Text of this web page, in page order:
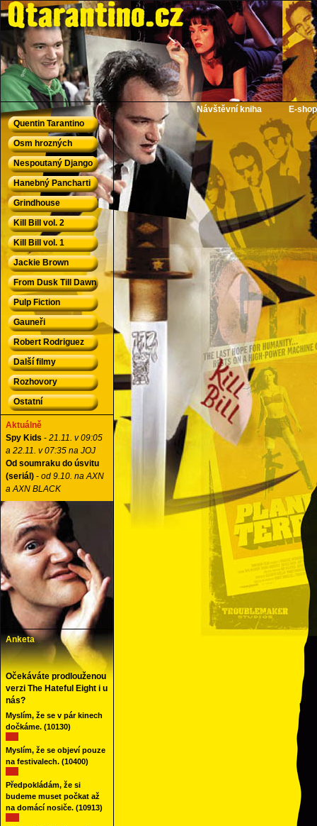
QTarantino.cz - Quentin Tarantino
Návštěvní kniha
E-shop
Quentin Tarantino
Osm hrozných
Nespoutaný Django
Hanebný Pancharti
Grindhouse
Kill Bill vol. 2
Kill Bill vol. 1
Jackie Brown
From Dusk Till Dawn
Pulp Fiction
Gauneři
Robert Rodriguez
Další filmy
Rozhovory
Ostatní
Aktuálně
Spy Kids - 21.11. v 09:05
a 22.11. v 07:35 na JOJ
Od soumraku do úsvitu
(seriál) - od 9.10. na AXN
a AXN BLACK
Anketa
Očekáváte prodlouženou
verzi The Hateful Eight i u
nás?
Myslím, že se v pár kinech
dočkáme. (10130)
Myslím, že se objeví pouze
na festivalech. (10400)
Předpokládám, že si
budeme muset počkat až
na domácí nosiče. (10913)